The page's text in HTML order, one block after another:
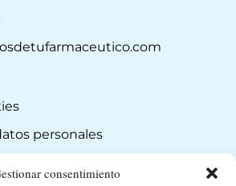
consentimiento
personales